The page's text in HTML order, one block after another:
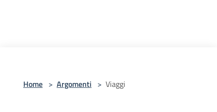
Home > Argomenti > Viaggi